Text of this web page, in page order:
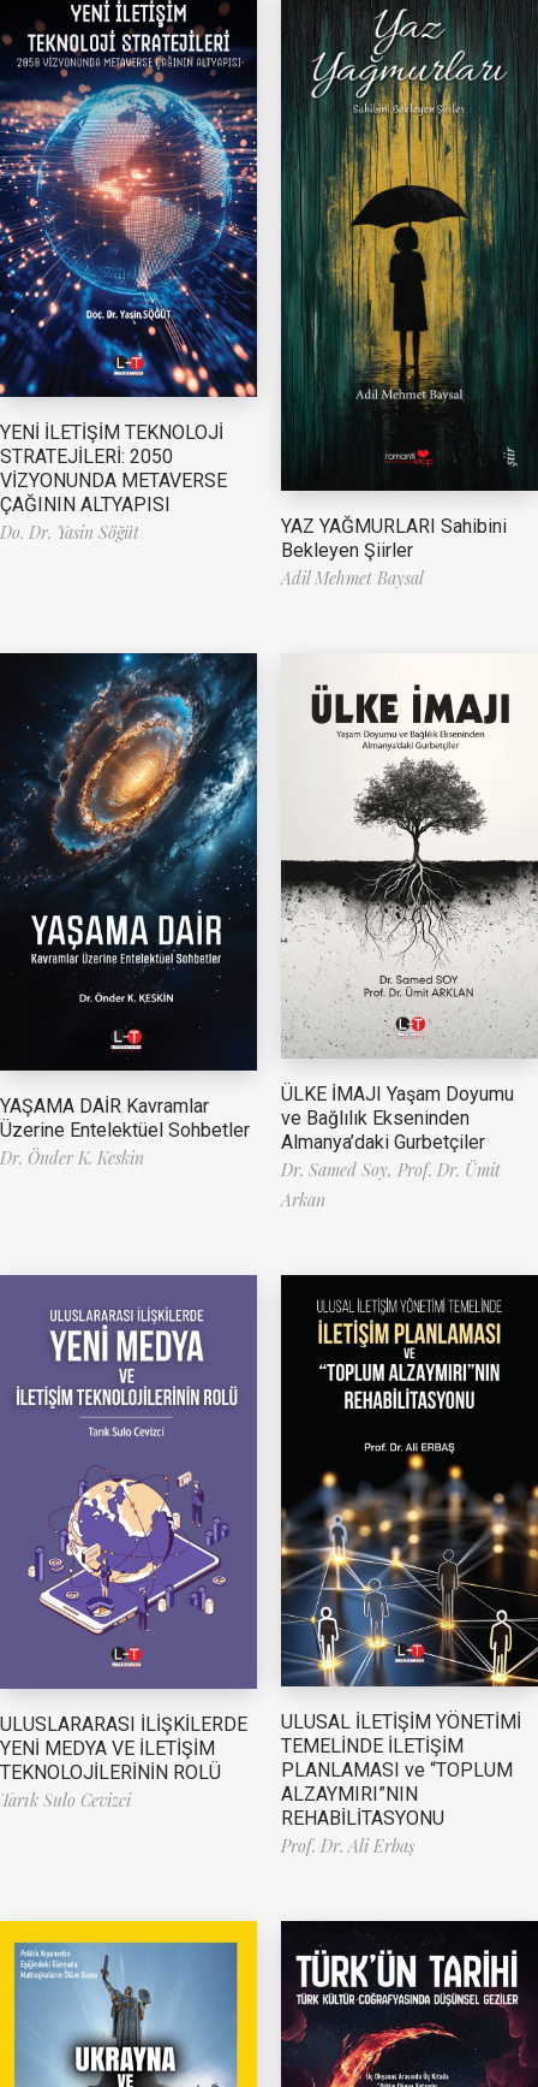
YENİ İLETİŞİM TEKNOLOJİ
STRATEJİLERİ: 2050
VİZYONUNDA METAVERSE
ÇAĞININ ALTYAPISI
Do. Dr. Yasin Söğüt
YAZ YAĞMURLARI Sahibini
Bekleyen Şiirler
Adil Mehmet Baysal
YAŞAMA DAİR Kavramlar
Üzerine Entelektüel Sohbetler
Dr. Önder K. Keskin
ÜLKE İMAJI Yaşam Doyumu
ve Bağlılık Ekseninden
Almanya’daki Gurbetçiler
Dr. Samed Soy, Prof. Dr. Ümit
Arkan
ULUSLARARASI İLİŞKİLERDE
YENİ MEDYA VE İLETİŞİM
TEKNOLOJİLERİNİN ROLÜ
Tarık Sulo Cevizci
ULUSAL İLETİŞİM YÖNETİMİ
TEMELİNDE İLETİŞİM
PLANLAMASI ve “TOPLUM
ALZAYMIRI”NIN
REHABİLİTASYONU
Prof. Dr. Ali Erbaş